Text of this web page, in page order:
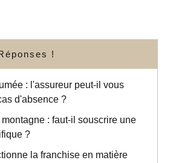
!
: l'assureur peut-il vous
d'absence ?
: faut-il souscrire une
?
la franchise en matière